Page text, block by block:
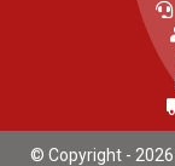
© Copyright -